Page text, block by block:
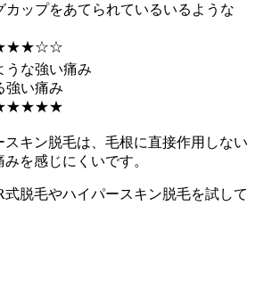
カップをあてられているいるような
★★★☆☆
うな強い痛み
強い痛み
★★★★★
スキン脱毛は、毛根に直接作用しない
を感じにくいです。
脱毛やハイパースキン脱毛を試して